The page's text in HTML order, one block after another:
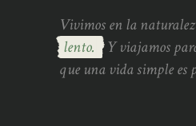
Vivimos en la
lento. Y viajamos
que una vida simple es